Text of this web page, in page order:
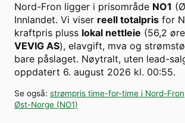
Nord-Fron ligger i prisområde NO1 (
Innlandet. Vi viser reell totalpris for
kraftpris pluss lokal nettleie (56,2
VEVIG AS), elavgift, mva og
bare påslaget. Nøytralt, uten lead-
oppdatert 6. august 2026 kl. 00:55.
Se også: strømpris time-for-time i Nord-Fron
Øst-Norge (NO1)